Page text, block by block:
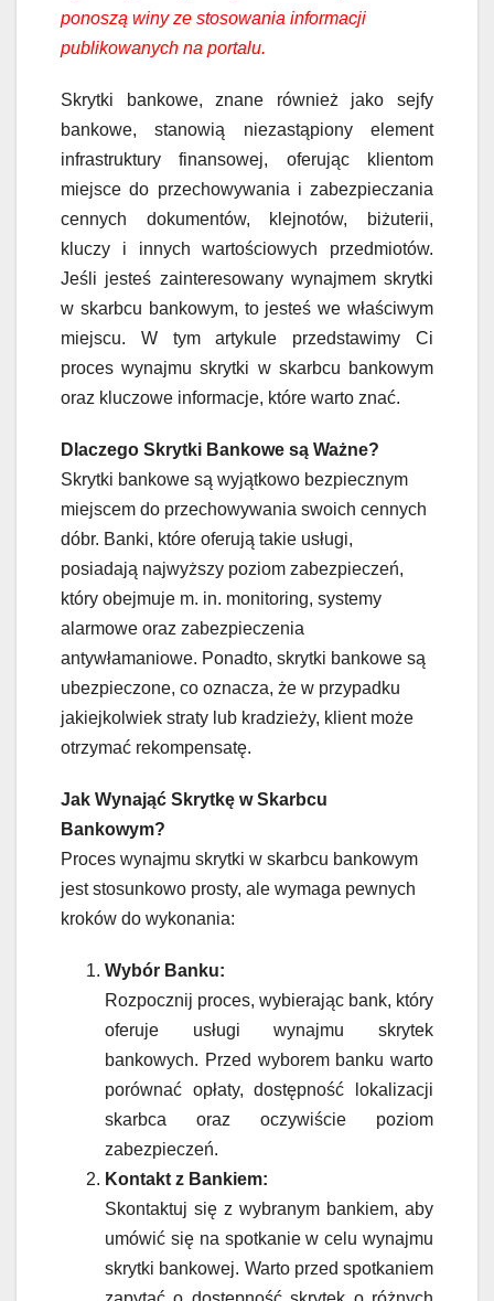
ponoszą winy ze stosowania informacji
publikowanych na portalu.
Skrytki bankowe, znane również jako sejfy
bankowe, stanowią niezastąpiony element
infrastruktury finansowej, oferując klientom
miejsce do przechowywania i zabezpieczania
cennych dokumentów, klejnotów, biżuterii,
kluczy i innych wartościowych przedmiotów.
Jeśli jesteś zainteresowany wynajmem skrytki
w skarbcu bankowym, to jesteś we właściwym
miejscu. W tym artykule przedstawimy Ci
proces wynajmu skrytki w skarbcu bankowym
oraz kluczowe informacje, które warto znać.
Dlaczego Skrytki Bankowe są Ważne?
Skrytki bankowe są wyjątkowo bezpiecznym
miejscem do przechowywania swoich cennych
dóbr. Banki, które oferują takie usługi,
posiadają najwyższy poziom zabezpieczeń,
który obejmuje m. in. monitoring, systemy
alarmowe oraz zabezpieczenia
antywłamaniowe. Ponadto, skrytki bankowe są
ubezpieczone, co oznacza, że ​​w przypadku
jakiejkolwiek straty lub kradzieży, klient może
otrzymać rekompensatę.
Jak Wynająć Skrytkę w Skarbcu
Bankowym?
Proces wynajmu skrytki w skarbcu bankowym
jest stosunkowo prosty, ale wymaga pewnych
kroków do wykonania:
Wybór Banku:
Rozpocznij proces, wybierając bank, który
oferuje usługi wynajmu skrytek
bankowych. Przed wyborem banku warto
porównać opłaty, dostępność lokalizacji
skarbca oraz oczywiście poziom
zabezpieczeń.
Kontakt z Bankiem:
Skontaktuj się z wybranym bankiem, aby
umówić się na spotkanie w celu wynajmu
skrytki bankowej. Warto przed spotkaniem